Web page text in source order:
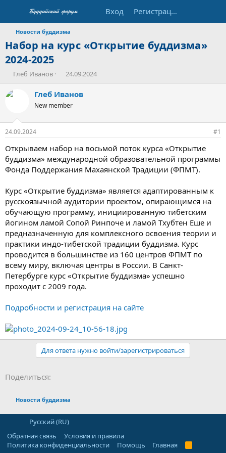
Вход Регистрация
Новости буддизма
Набор на курс «Открытие буддизма»
2024-2025
А
т
т
е
м
ы
Глеб Иванов
Д
т
н
а
л
а
24.09.2024
Глеб Иванов
New member
24.09.2024 #1
Открываем набор на восьмой поток курса «Открытие
буддизма» международной образовательной программы
Фонда Поддержания Махаянской Традиции (ФПМТ).
Курс «Открытие буддизма» является адаптированным к
русскоязычной аудитории проектом, опирающимся на
обучающую программу, инициированную тибетским
йогином ламой Сопой Ринпоче и ламой Тхубтен Еше и
предназначенную для комплексного освоения теории и
практики индо-тибетской традиции буддизма. Курс
проводится в большинстве из 160 центров ФПМТ по
всему миру, включая центры в России. В Санкт-
Петербурге курс «Открытие буддизма» успешно
проходит с 2009 года.
Подробности и регистрация на сайте
Для ответа нужно войти/зарегистрироваться
Поделиться:
Новости буддизма
Русский (RU)
Обратная связь
Условия и правила
Политика конфиденциальности
Помощь Главная
R